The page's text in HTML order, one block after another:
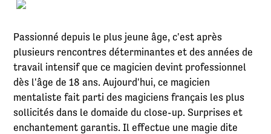
Passionné depuis le plus jeune âge, c'est après
plusieurs rencontres déterminantes et des années de
travail intensif que ce magicien devint professionnel
dès l'âge de 18 ans. Aujourd'hui, ce magicien
mentaliste fait parti des magiciens français les plus
sollicités dans le domaide du close-up. Surprises et
enchantement garantis. Il effectue une magie dite